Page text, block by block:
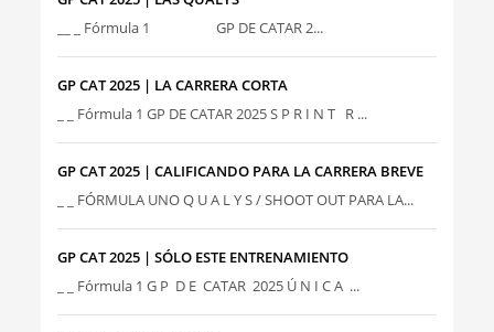
__ _ Fórmula 1 GP DE CATAR 2...
GP CAT 2025 | LA CARRERA CORTA
_ _ Fórmula 1 GP DE CATAR 2025 S P R I N T R ...
GP CAT 2025 | CALIFICANDO PARA LA CARRERA BREVE
_ _ FÓRMULA UNO Q U A L Y S / SHOOT OUT PARA LA...
GP CAT 2025 | SÓLO ESTE ENTRENAMIENTO
_ _ Fórmula 1 G P D E CATAR 2025 Ú N I C A ...